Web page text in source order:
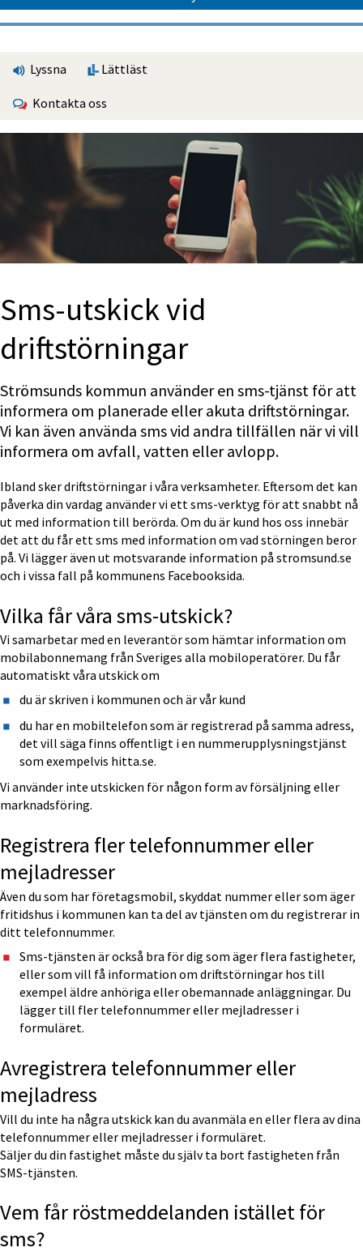
Lyssna Lättläst
Kontakta oss
Sms-utskick vid
driftstörningar
Strömsunds kommun använder en sms-tjänst för att
informera om planerade eller akuta driftstörningar.
Vi kan även använda sms vid andra tillfällen när vi vill
informera om avfall, vatten eller avlopp.
Ibland sker driftstörningar i våra verksamheter. Eftersom det kan
påverka din vardag använder vi ett sms-verktyg för att snabbt nå
ut med information till berörda. Om du är kund hos oss innebär
det att du får ett sms med information om vad störningen beror
på. Vi lägger även ut motsvarande information på stromsund.se
och i vissa fall på kommunens Facebooksida.
Vilka får våra sms-utskick?
Vi samarbetar med en leverantör som hämtar information om
mobilabonnemang från Sveriges alla mobiloperatörer. Du får
automatiskt våra utskick om
du är skriven i kommunen och är vår kund
du har en mobiltelefon som är registrerad på samma adress,
det vill säga finns offentligt i en nummerupplysningstjänst
som exempelvis hitta.se.
Vi använder inte utskicken för någon form av försäljning eller
marknadsföring.
Registrera fler telefonnummer eller
mejladresser
Även du som har företagsmobil, skyddat nummer eller som äger
fritidshus i kommunen kan ta del av tjänsten om du registrerar in
ditt telefonnummer.
Sms-tjänsten är också bra för dig som äger flera fastigheter,
eller som vill få information om driftstörningar hos till
exempel äldre anhöriga eller obemannade anläggningar. Du
lägger till fler telefonnummer eller mejladresser i
formuläret.
Avregistrera telefonnummer eller
mejladress
Vill du inte ha några utskick kan du avanmäla en eller flera av dina
telefonnummer eller mejladresser i formuläret.
Säljer du din fastighet måste du själv ta bort fastigheten från
SMS-tjänsten.
Vem får röstmeddelanden istället för
sms?